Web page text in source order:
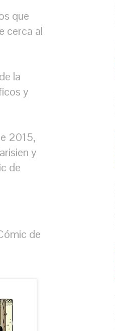
que
cerca al
la
y
2015,
y
de
de